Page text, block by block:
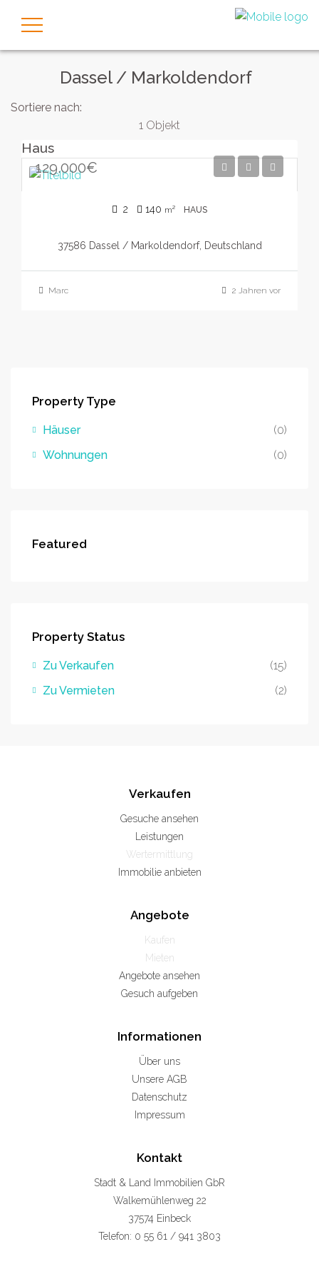
Dassel / Markoldendorf
1 Objekt
Sortiere nach:
129.000€
Haus
2 140 m² HAUS
37586 Dassel / Markoldendorf, Deutschland
Marc 2 Jahren vor
Property Type
Häuser
(0)
Wohnungen
(0)
Featured
Property Status
Zu Verkaufen
(15)
Zu Vermieten
(2)
Verkaufen
Gesuche ansehen
Leistungen
Wertermittlung
Immobilie anbieten
Angebote
Kaufen
Mieten
Angebote ansehen
Gesuch aufgeben
Informationen
Über uns
Unsere AGB
Datenschutz
Impressum
Kontakt
Stadt & Land Immobilien GbR
Walkemühlenweg 22
37574 Einbeck
Telefon: 0 55 61 / 941 3803